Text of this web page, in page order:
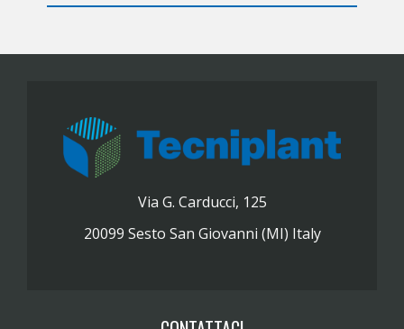
Via G. Carducci, 125
20099 Sesto San Giovanni (MI) Italy